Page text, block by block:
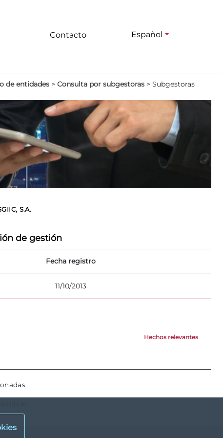
Contacto Español
de entidades > Consulta por subgestoras > Subgestoras
S.A.
de gestión
Fecha registro
11/10/2013
Hechos relevantes